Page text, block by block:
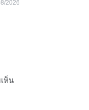
2026
ห็น